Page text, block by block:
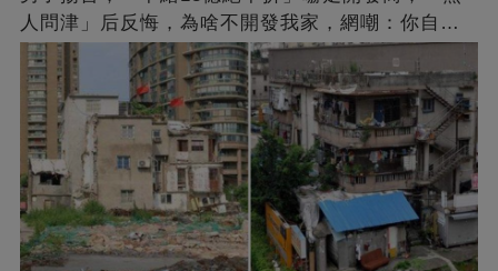
人問津」后反悔，為啥不開發我家，網嘲：你自己
找的